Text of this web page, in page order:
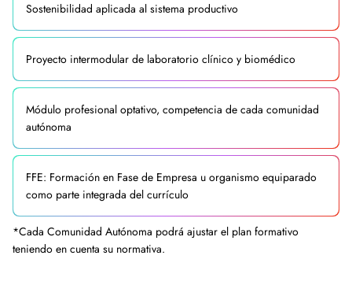
Sostenibilidad aplicada al sistema productivo
Proyecto intermodular de laboratorio clínico y biomédico
Módulo profesional optativo, competencia de cada comunidad
autónoma
FFE: Formación en Fase de Empresa u organismo equiparado
como parte integrada del currículo
*Cada Comunidad Autónoma podrá ajustar el plan formativo
teniendo en cuenta su normativa.